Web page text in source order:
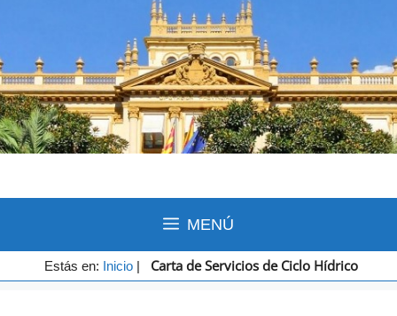
MENÚ
Estás en: Inicio | Carta de Servicios de Ciclo Hídrico